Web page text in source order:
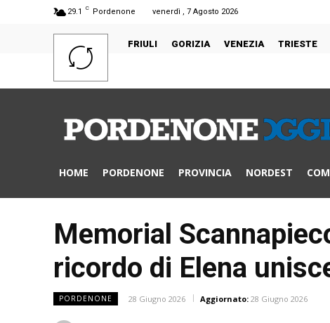
29.1 C Pordenone venerdì , 7 Agosto 2026
FRIULI GORIZIA VENEZIA TRIESTE
HOME PORDENONE PROVINCIA NORDEST
Memorial
ricordo di Elena
PORDENONE 28 Giugno 2026 Aggiornato: 28 Giugno 2026